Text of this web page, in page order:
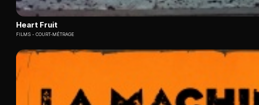
Heart Fruit
FILMS COURT-MÉTRAGE